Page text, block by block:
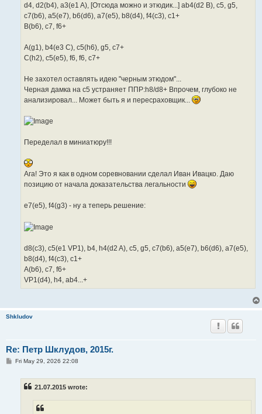
d4, d2(b4), a3(e1 A), [Отсюда можно и этюдик...] ab4(d2 B), c5, g5,
c7(b6), a5(e7), b6(d6), a7(e5), b8(d4), f4(c3), c1+
B(b6), c7, f6+
A(g1), b4(e3 C), c5(h6), g5, c7+
C(h2), c5(e5), f6, f6, c7+
Не захотел оставлять идею "черным этюдом"...
Черная дамка на с5 устраняет ППР:h8/d8+ Впрочем, глубоко не
анализировал... Может быть я и пересраховщик...
Переделал в миниатюру!!!
Ага! Это я как в одном соревновании сделал Иван Ивацко. Даю
позицию от начала доказательства легальности
e7(e5), f4(g3) - ну а теперь решение:
d8(c3), c5(e1 VP1), b4, h4(d2 A), c5, g5, c7(b6), a5(e7), b6(d6), a7(e5),
b8(d4), f4(c3), c1+
A(b6), c7, f6+
VP1(d4), h4, ab4...+
Shkludov
Re: Петр Шклудов, 2015г.
PFri May 29, 2026 22:08
21.07.2015 wrote: